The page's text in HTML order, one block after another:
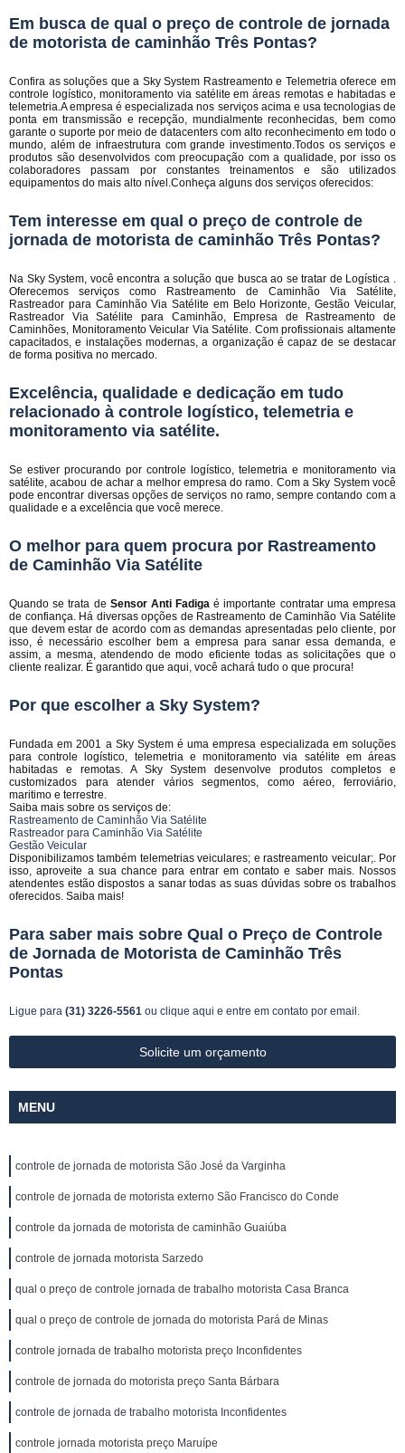
Em busca de qual o preço de controle de jornada
de motorista de caminhão Três Pontas?
Confira as soluções que a Sky System Rastreamento e Telemetria oferece em
controle logístico, monitoramento via satélite em áreas remotas e habitadas e
telemetria.A empresa é especializada nos serviços acima e usa tecnologias de
ponta em transmissão e recepção, mundialmente reconhecidas, bem como
garante o suporte por meio de datacenters com alto reconhecimento em todo o
mundo, além de infraestrutura com grande investimento.Todos os serviços e
produtos são desenvolvidos com preocupação com a qualidade, por isso os
colaboradores passam por constantes treinamentos e são utilizados
equipamentos do mais alto nível.Conheça alguns dos serviços oferecidos:
Tem interesse em qual o preço de controle de
jornada de motorista de caminhão Três Pontas?
Na Sky System, você encontra a solução que busca ao se tratar de Logística .
Oferecemos serviços como Rastreamento de Caminhão Via Satélite,
Rastreador para Caminhão Via Satélite em Belo Horizonte, Gestão Veicular,
Rastreador Via Satélite para Caminhão, Empresa de Rastreamento de
Caminhões, Monitoramento Veicular Via Satélite. Com profissionais altamente
capacitados, e instalações modernas, a organização é capaz de se destacar
de forma positiva no mercado.
Excelência, qualidade e dedicação em tudo
relacionado à controle logístico, telemetria e
monitoramento via satélite.
Se estiver procurando por controle logístico, telemetria e monitoramento via
satélite, acabou de achar a melhor empresa do ramo. Com a Sky System você
pode encontrar diversas opções de serviços no ramo, sempre contando com a
qualidade e a excelência que você merece.
O melhor para quem procura por Rastreamento
de Caminhão Via Satélite
Quando se trata de Sensor Anti Fadiga é importante contratar uma empresa
de confiança. Há diversas opções de Rastreamento de Caminhão Via Satélite
que devem estar de acordo com as demandas apresentadas pelo cliente, por
isso, é necessário escolher bem a empresa para sanar essa demanda, e
assim, a mesma, atendendo de modo eficiente todas as solicitações que o
cliente realizar. É garantido que aqui, você achará tudo o que procura!
Por que escolher a Sky System?
Fundada em 2001 a Sky System é uma empresa especializada em soluções
para controle logístico, telemetria e monitoramento via satélite em áreas
habitadas e remotas. A Sky System desenvolve produtos completos e
customizados para atender vários segmentos, como aéreo, ferroviário,
maritimo e terrestre.
Saiba mais sobre os serviços de:
Rastreamento de Caminhão Via Satélite
Rastreador para Caminhão Via Satélite
Gestão Veicular
Disponibilizamos também telemetrias veiculares; e rastreamento veicular;. Por
isso, aproveite a sua chance para entrar em contato e saber mais. Nossos
atendentes estão dispostos a sanar todas as suas dúvidas sobre os trabalhos
oferecidos. Saiba mais!
Para saber mais sobre Qual o Preço de Controle
de Jornada de Motorista de Caminhão Três
Pontas
Ligue para (31) 3226-5561 ou clique aqui e entre em contato por email.
Solicite um orçamento
MENU
controle de jornada de motorista São José da Varginha
controle de jornada de motorista externo São Francisco do Conde
controle da jornada de motorista de caminhão Guaiúba
controle de jornada motorista Sarzedo
qual o preço de controle jornada de trabalho motorista Casa Branca
qual o preço de controle de jornada do motorista Pará de Minas
controle jornada de trabalho motorista preço Inconfidentes
controle de jornada do motorista preço Santa Bárbara
controle de jornada de trabalho motorista Inconfidentes
controle jornada motorista preço Maruípe